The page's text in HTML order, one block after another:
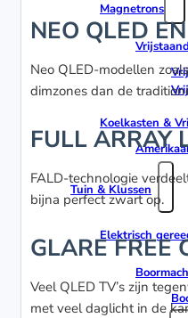
Magnetrons
Koelkasten &
Tuin & Klussen
Elektrisch
NEO QLED
Neo QLED-modellen
dimzones dan de
FULL ARRAY
FALD-technologie
bijna perfect zwart op.
GLARE FREE
Veel QLED TV’s zijn
met veel daglicht in de